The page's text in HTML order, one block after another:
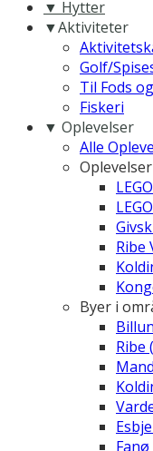
▼ Hytter
▼Aktiviteter
Golf/
Til Fods
Fiskeri
▼ Oplevelser
Alle
Oplevelser
Ribe
Byer i
Ribe